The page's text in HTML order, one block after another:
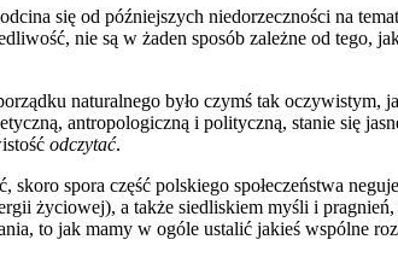
się od późniejszych niedorzeczności na
nie są w żaden sposób zależne od
naturalnego było czymś tak
antropologiczną i polityczną, stanie się
odczytać.
skoro spora część polskiego społeczeństwa
życiowej), a także siedliskiem myśli i
to jak mamy w ogóle ustalić jakieś wspólne